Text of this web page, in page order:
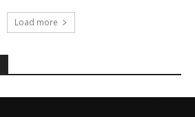
Load more